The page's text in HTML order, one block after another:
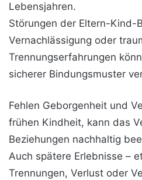
Lebensjahren.
Störungen der Eltern-Kind-
Vernachlässigung oder
Trennungserfahrungen
sicherer Bindungsmuster
Fehlen Geborgenheit und
frühen Kindheit, kann das
Beziehungen nachhaltig
Auch spätere Erlebnisse –
Trennungen, Verlust oder